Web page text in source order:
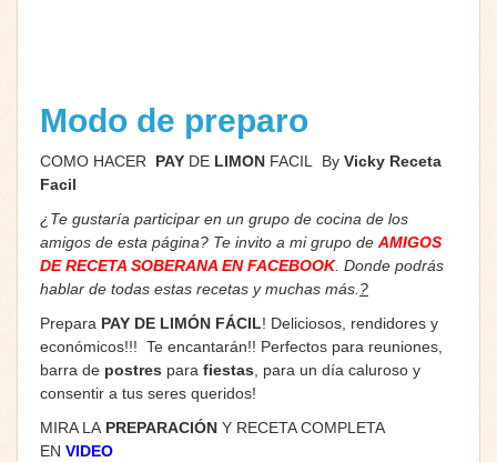
Modo de preparo
COMO HACER PAY DE LIMON FACIL By Vicky Receta
Facil
¿Te gustaría participar en un grupo de cocina de los
amigos de esta página? Te invito a mi grupo de AMIGOS
DE RECETA SOBERANA EN FACEBOOK. Donde podrás
hablar de todas estas recetas y muchas más. ?
Prepara PAY DE LIMÓN FÁCIL! Deliciosos, rendidores y
económicos!!! Te encantarán!! Perfectos para reuniones,
barra de postres para fiestas , para un día caluroso y
consentir a tus seres queridos!
MIRA LA PREPARACIÓN Y RECETA COMPLETA
EN VIDEO